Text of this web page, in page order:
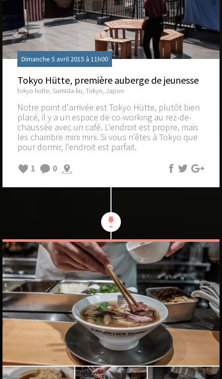
Dimanche 5 avril 2015 à 11h00
Tokyo Hütte, première auberge de jeunesse
tokyo hutte, Sumida-ku, Tokyo, Japon
Notre point d'arrivée est Tokyo Hütte, plutôt bien
placé, il y a un espace de co-working au rez-de-
chaussée avec un café. L'endroit est propre, mais
les chambre mini mini. Si vous n'êtes à Tokyo que
pour dormir, l'endroit est parfait.
1
0